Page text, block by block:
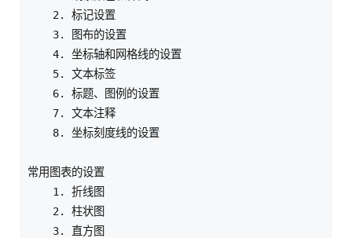
    2. 标记设置
    3. 图布的设置
    4. 坐标轴和网格线的设置
    5. 文本标签
    6. 标题、图例的设置
    7. 文本注释
    8. 坐标刻度线的设置
常用图表的设置
    1. 折线图
    2. 柱状图
    3. 直方图